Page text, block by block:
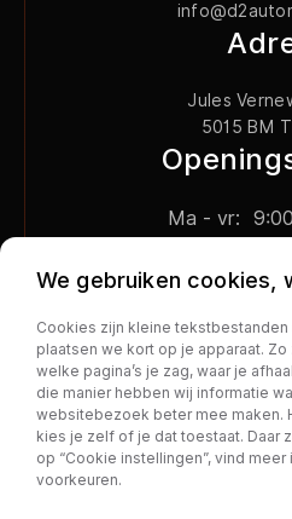
Jules
5015 BM
Ma - vr:
Privacy
We gebruiken cookies,
Cookies zijn kleine tekstbestanden
plaatsen we kort op je apparaat.
welke pagina’s je zag, waar je
die manier hebben wij informatie
websitebezoek beter mee maken.
kies je zelf of je dat toestaat. Daar
op “Cookie instellingen”, vind
voorkeuren.